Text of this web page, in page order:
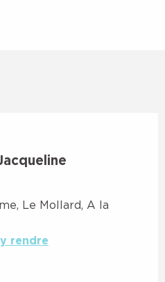
Le Mollard, A la
rendre